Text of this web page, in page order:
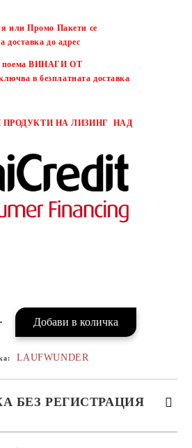
или Промо Пакети се
доставка до адрес
поема ВИНАГИ ОТ
в безплатната доставка
НА ЛИЗИНГ НАД
LAUFWUNDER
БЕЗ РЕГИСТРАЦИЯ